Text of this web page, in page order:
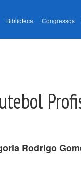
Biblioteca Congressos
Rodrigo